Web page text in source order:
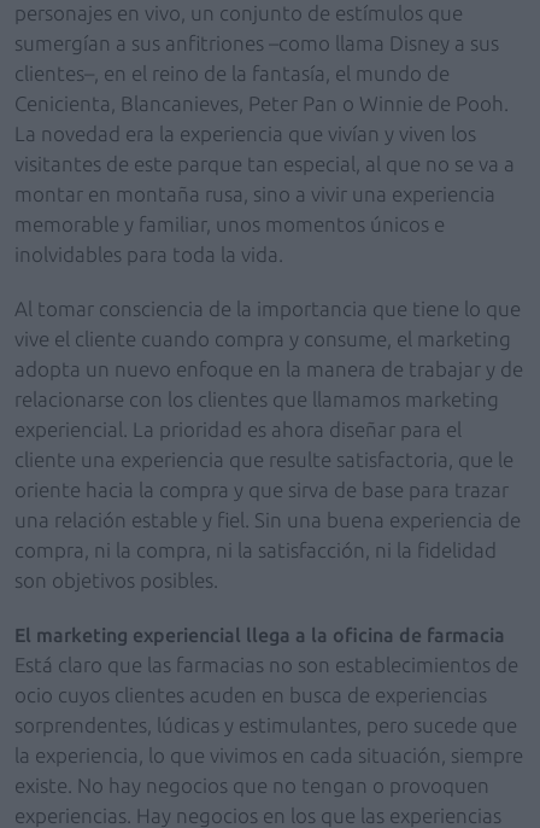
personajes en vivo, un conjunto de estímulos que
sumergían a sus anfitriones –como llama Disney a sus
clientes–, en el reino de la fantasía, el mundo de
Cenicienta, Blancanieves, Peter Pan o Winnie de Pooh.
La novedad era la experiencia que vivían y viven los
visitantes de este parque tan especial, al que no se va a
montar en montaña rusa, sino a vivir una experiencia
memorable y familiar, unos momentos únicos e
inolvidables para toda la vida.
Al tomar consciencia de la importancia que tiene lo que
vive el cliente cuando compra y consume, el marketing
adopta un nuevo enfoque en la manera de trabajar y de
relacionarse con los clientes que llamamos marketing
experiencial. La prioridad es ahora diseñar para el
cliente una experiencia que resulte satisfactoria, que le
oriente hacia la compra y que sirva de base para trazar
una relación estable y fiel. Sin una buena experiencia de
compra, ni la compra, ni la satisfacción, ni la fidelidad
son objetivos posibles.
El marketing experiencial llega a la oficina de farmacia
Está claro que las farmacias no son establecimientos de
ocio cuyos clientes acuden en busca de experiencias
sorprendentes, lúdicas y estimulantes, pero sucede que
la experiencia, lo que vivimos en cada situación, siempre
existe. No hay negocios que no tengan o provoquen
experiencias. Hay negocios en los que las experiencias